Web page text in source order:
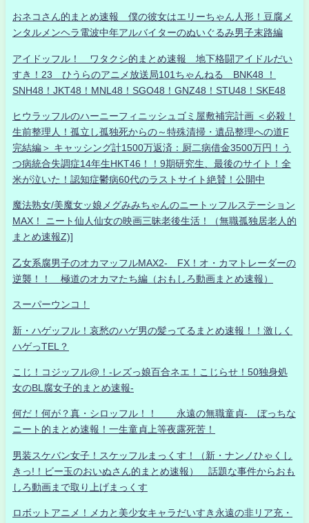
おネコさん的まとめ速報 僕の彼女はエリーちゃん人形！豆腐メ
ンタルメンヘラ電波中年アルバイターのぬいぐるみ男子末路編
アイドッフル！ ワタクシ的まとめ速報 地下格闘アイドルだい
すき！23 ひうらのアニメ放送局101ちゃんねる BNK48 ！
SNH48！JKT48！MNL48！SGO48！GNZ48！STU48！SKE48
ヒウラッフルのハーニーフィニッシュゴミ屋敷補完計画 ＜必殺！
生前整理人！孤立し孤独死からの～特殊清掃・遺品整理への道F
完結編＞ キャッシング計1500万返済：厨二病借金3500万円！う
つ病統合失調症14年生HKT46！！9期研究生、最後のサイト！全
米が泣いた！認知症鬱病60代のラストサイト絶賛！公開中
魔法熟女/美魔女ッ娘メグみみちゃんのニートッフルステーション
MAX！ ニート仙人仙女の映画三昧老後生活！（無職孤独居老人的
まとめ速報Z)]
乙女系腐男子のオカマッフルMAX2- FX！オ・カマトレーダーの
逆襲！！ 極道のオカマたち編（おもしろ動画まとめ速報）
スーパーウンコ！
新・ハゲッフル！哀愁のハゲ男の髪ってるまとめ速報！！激しく
ハゲっTEL？
こじ！コジッフル@！-レズっ娘百合ネエ！こじらせ！50独身処
女のBL腐女子的まとめ速報-
何だ！何が？真・シロッフル！！ 永遠の無職童貞- ぼっちな
ニート的まとめ速報！一生童貞上等夜露死苦！
男装スケバン女子！スケッフルまっくす！（新・ナンノひゃくし
きっ!！ビー玉のおいぬさん的まとめ速報） 話題な事件からおも
しろ動画まで取り上げまっくす
ロボットアニメ！メカと美少女キャラだいすき永遠の非リア充・